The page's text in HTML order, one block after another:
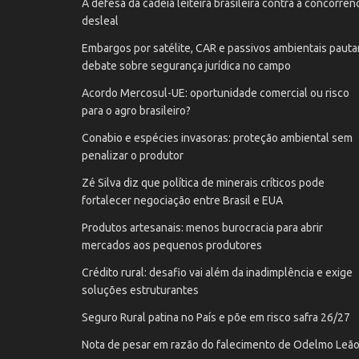
A defesa da cadeia leiteira brasileira contra a
desleal
Embargos por satélite, CAR e passivos ambientais
debate sobre segurança jurídica no campo
Acordo Mercosul-UE: oportunidade comercial ou risco
para o agro brasileiro?
Conabio e espécies invasoras: proteção ambiental sem
penalizar o produtor
Zé Silva diz que política de minerais críticos pode
fortalecer negociação entre Brasil e EUA
Produtos artesanais: menos burocracia para abrir
mercados aos pequenos produtores
Crédito rural: desafio vai além da inadimplência e exige
soluções estruturantes
Seguro Rural patina no País e põe em risco safra 26/27
Nota de pesar em razão do falecimento de Odelmo Leão